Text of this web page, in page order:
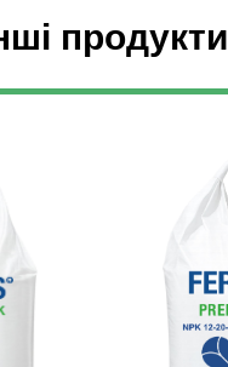
продукти